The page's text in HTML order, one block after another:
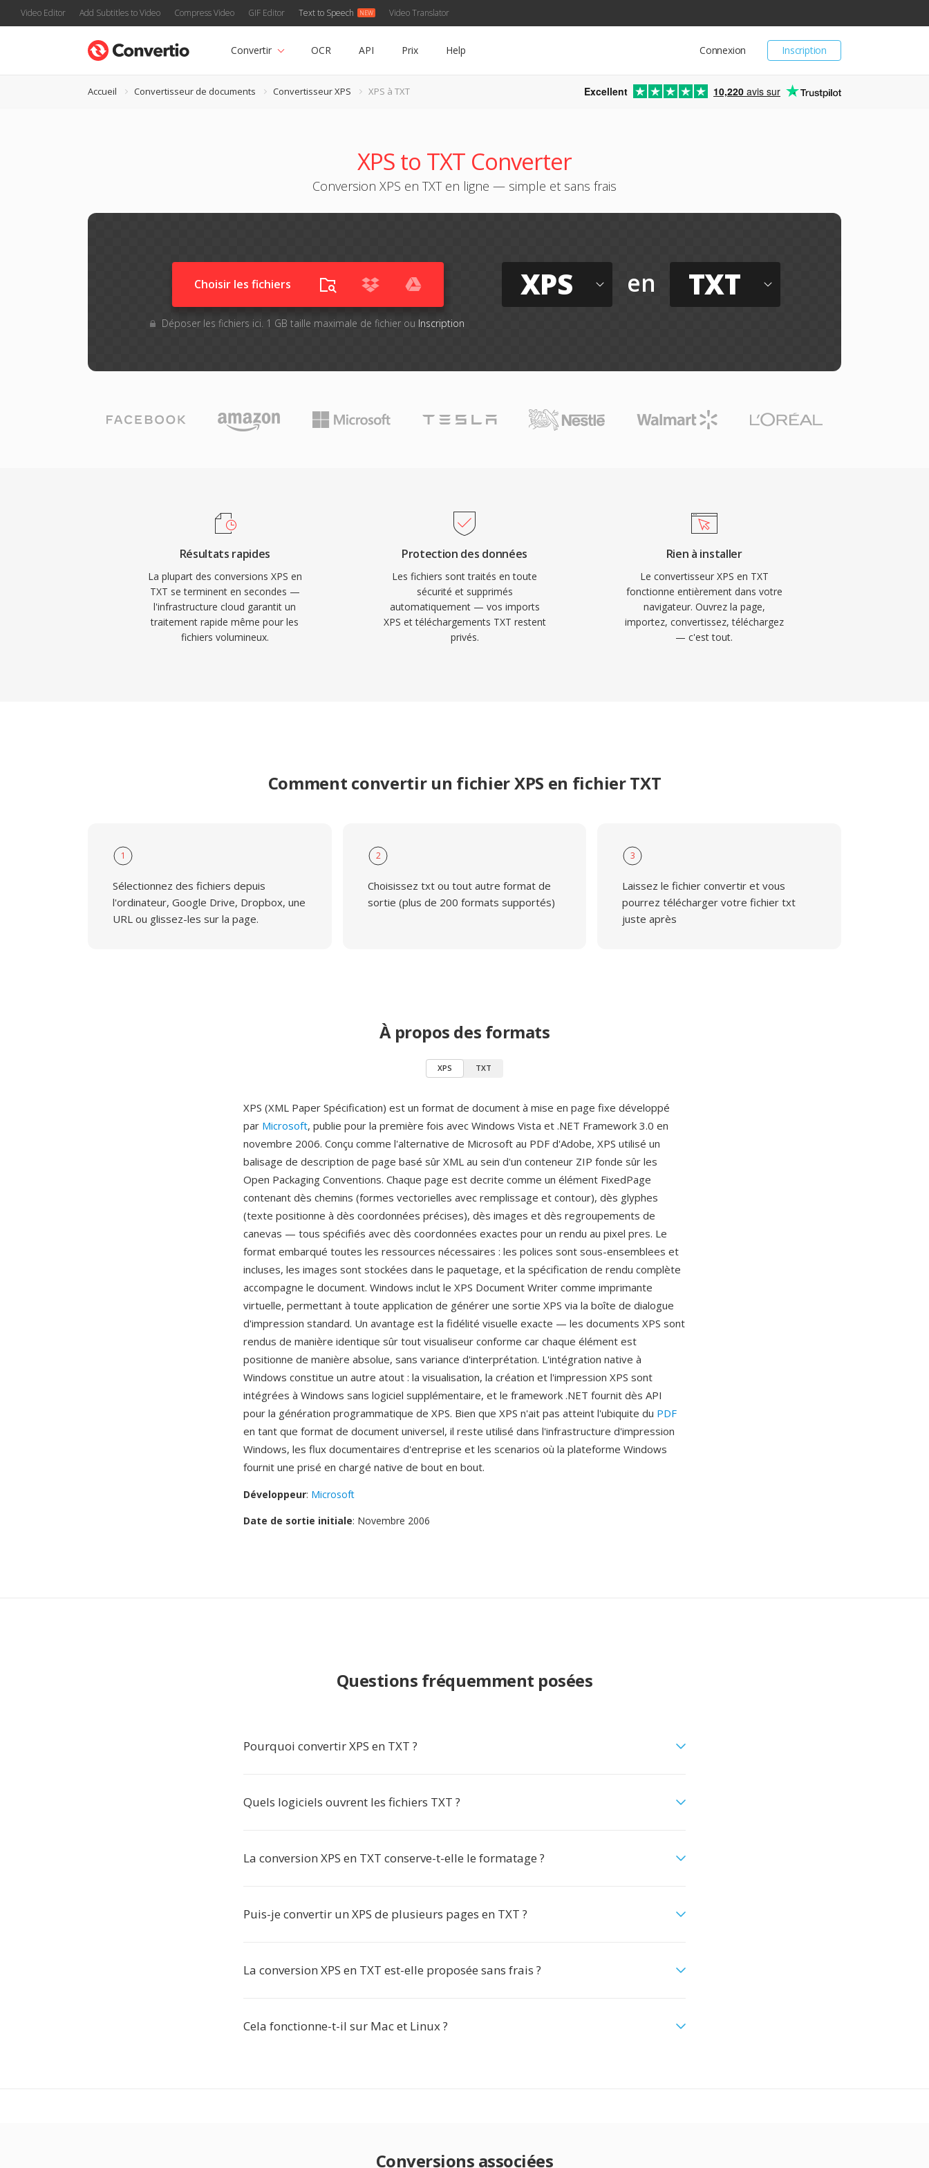
Video Editor Add Subtitles to Video Compress Video GIF Editor Text to Speech Video Translator
Inscription
Connexion
Convertir OCR API Prix Help
Accueil Convertisseur de documents Convertisseur XPS XPS à TXT Excellent 10,220 avis sur
XPS to TXT Converter
Conversion XPS en TXT en ligne — simple et sans frais
Choisir les fichiers
Déposer les fichiers ici. 1 GB taille maximale de fichier ou Inscription
XPS en TXT
Résultats rapides
La plupart des conversions XPS en
TXT se terminent en secondes —
l'infrastructure cloud garantit un
traitement rapide même pour les
fichiers volumineux.
Protection des données
Les fichiers sont traités en toute
sécurité et supprimés
automatiquement — vos imports
XPS et téléchargements TXT restent
privés.
Rien à installer
Le convertisseur XPS en TXT
fonctionne entièrement dans votre
navigateur. Ouvrez la page,
importez, convertissez, téléchargez
— c'est tout.
Comment convertir un fichier XPS en fichier TXT
1
Sélectionnez des fichiers depuis
l'ordinateur, Google Drive, Dropbox, une
URL ou glissez-les sur la page.
2
Choisissez txt ou tout autre format de
sortie (plus de 200 formats supportés)
3
Laissez le fichier convertir et vous
pourrez télécharger votre fichier txt
juste après
À propos des formats
XPS TXT
XPS (XML Paper Spécification) est un format de document à mise en page fixe développé
par Microsoft, publie pour la première fois avec Windows Vista et .NET Framework 3.0 en
novembre 2006. Conçu comme l'alternative de Microsoft au PDF d'Adobe, XPS utilisé un
balisage de description de page basé sûr XML au sein d'un conteneur ZIP fonde sûr les
Open Packaging Conventions. Chaque page est decrite comme un élément FixedPage
contenant dès chemins (formes vectorielles avec remplissage et contour), dès glyphes
(texte positionne à dès coordonnées précises), dès images et dès regroupements de
canevas — tous spécifiés avec dès coordonnées exactes pour un rendu au pixel pres. Le
format embarqué toutes les ressources nécessaires : les polices sont sous-ensemblees et
incluses, les images sont stockées dans le paquetage, et la spécification de rendu complète
accompagne le document. Windows inclut le XPS Document Writer comme imprimante
virtuelle, permettant à toute application de générer une sortie XPS via la boîte de dialogue
d'impression standard. Un avantage est la fidélité visuelle exacte — les documents XPS sont
rendus de manière identique sûr tout visualiseur conforme car chaque élément est
positionne de manière absolue, sans variance d'interprétation. L'intégration native à
Windows constitue un autre atout : la visualisation, la création et l'impression XPS sont
intégrées à Windows sans logiciel supplémentaire, et le framework .NET fournit dès API
pour la génération programmatique de XPS. Bien que XPS n'ait pas atteint l'ubiquite du PDF
en tant que format de document universel, il reste utilisé dans l'infrastructure d'impression
Windows, les flux documentaires d'entreprise et les scenarios où la plateforme Windows
fournit une prisé en chargé native de bout en bout.
Développeur: Microsoft
Date de sortie initiale: Novembre 2006
Questions fréquemment posées
Pourquoi convertir XPS en TXT ?
Quels logiciels ouvrent les fichiers TXT ?
La conversion XPS en TXT conserve-t-elle le formatage ?
Puis-je convertir un XPS de plusieurs pages en TXT ?
La conversion XPS en TXT est-elle proposée sans frais ?
Cela fonctionne-t-il sur Mac et Linux ?
Conversions associées